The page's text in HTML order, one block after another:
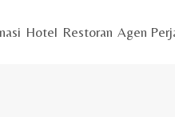
Hotel Restoran Agen